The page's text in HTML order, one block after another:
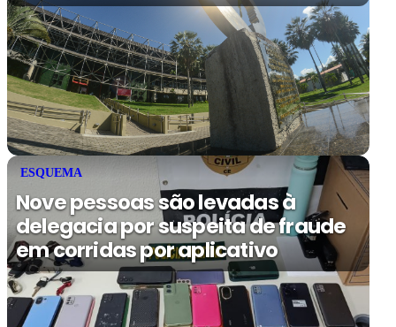
ESQUEMA
Nove pessoas são levadas à
delegacia por suspeita de fraude
em corridas por aplicativo